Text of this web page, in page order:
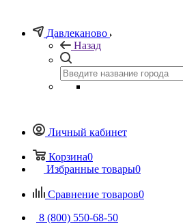
Давлеканово
Назад
Личный кабинет
Корзина0
Избранные товары0
Сравнение товаров0
8 (800) 550-68-50